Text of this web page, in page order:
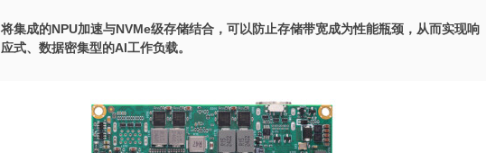
将集成的NPU加速与NVMe级存储结合，可以防止存储带宽成为性能瓶颈，从而实现响
应式、数据密集型的AI工作负载。